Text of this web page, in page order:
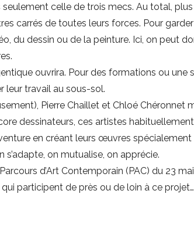
seulement celle de trois mecs. Au total,
carrés de toutes leurs forces. Pour
du dessin ou de la peinture. Ici, on peut
ouvrira. Pour des formations ou
leur travail au sous-sol.
Pierre Chaillet et Chloé Chéronnet
dessinateurs, ces artistes
en créant leurs œuvres spécialement
s’adapte, on mutualise, on apprécie.
d’Art Contemporain (PAC) du 23
participent de près ou de loin à ce projet…